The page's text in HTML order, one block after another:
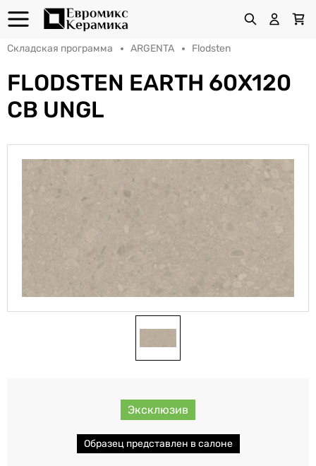
Складская программа ARGENTA Flodsten
FLODSTEN EARTH 60X120
CB UNGL
Эксклюзив
Образец представлен в салоне